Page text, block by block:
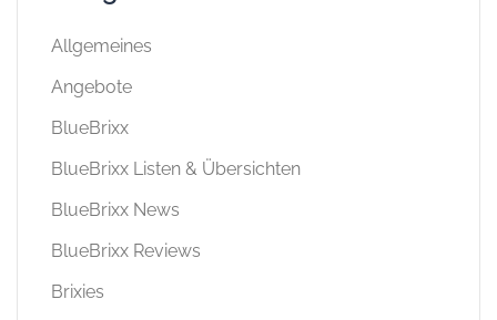
Allgemeines
Angebote
BlueBrixx
BlueBrixx Listen & Übersichten
BlueBrixx News
BlueBrixx Reviews
Brixies